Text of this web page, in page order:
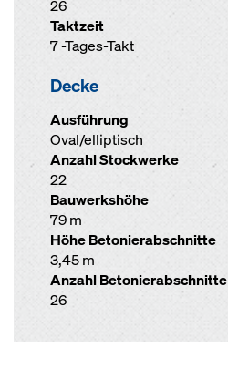
26
Taktzeit
7 -Tages-Takt
Decke
Ausführung
Oval/elliptisch
Anzahl Stockwerke
22
Bauwerkshöhe
79 m
Höhe Betonierabschnitte
3,45 m
Anzahl Betonierabschnitte
26